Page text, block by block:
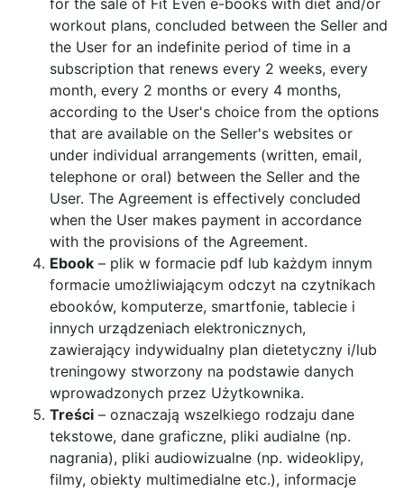
for the sale of Fit Even e-books with diet and/or
workout plans, concluded between the Seller and
the User for an indefinite period of time in a
subscription that renews every 2 weeks, every
month, every 2 months or every 4 months,
according to the User's choice from the options
that are available on the Seller's websites or
under individual arrangements (written, email,
telephone or oral) between the Seller and the
User. The Agreement is effectively concluded
when the User makes payment in accordance
with the provisions of the Agreement.
Ebook – plik w formacie pdf lub każdym innym
formacie umożliwiającym odczyt na czytnikach
ebooków, komputerze, smartfonie, tablecie i
innych urządzeniach elektronicznych,
zawierający indywidualny plan dietetyczny i/lub
treningowy stworzony na podstawie danych
wprowadzonych przez Użytkownika.
Treści – oznaczają wszelkiego rodzaju dane
tekstowe, dane graficzne, pliki audialne (np.
nagrania), pliki audiowizualne (np. wideoklipy,
filmy, obiekty multimedialne etc.), informacje